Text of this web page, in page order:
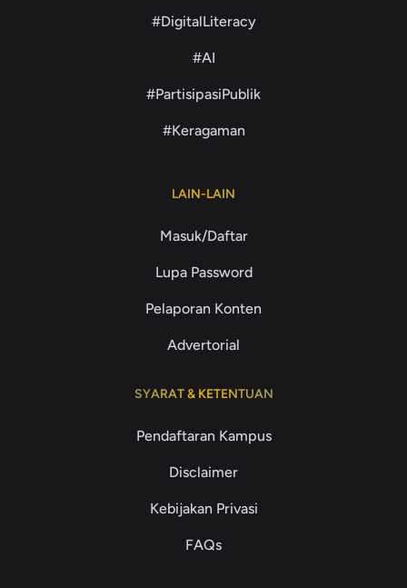
#DigitalLiteracy
#AI
#PartisipasiPublik
#Keragaman
LAIN-LAIN
Masuk/Daftar
Lupa Password
Pelaporan Konten
Advertorial
SYARAT & KETENTUAN
Pendaftaran Kampus
Disclaimer
Kebijakan Privasi
FAQs